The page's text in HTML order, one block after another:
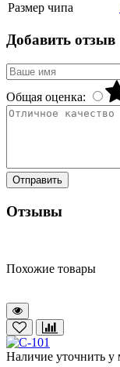
Размер чипа
Добавить отзыв
Общая оценка:
Отправить
Отзывы
Похожие товары
Наличие уточнить у